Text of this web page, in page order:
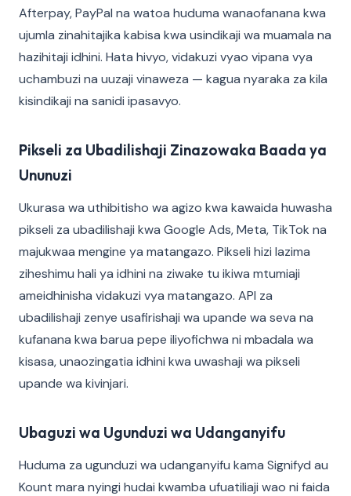
Afterpay, PayPal na watoa huduma wanaofanana kwa
ujumla zinahitajika kabisa kwa usindikaji wa muamala na
hazihitaji idhini. Hata hivyo, vidakuzi vyao vipana vya
uchambuzi na uuzaji vinaweza — kagua nyaraka za kila
kisindikaji na sanidi ipasavyo.
Pikseli za Ubadilishaji Zinazowaka Baada ya
Ununuzi
Ukurasa wa uthibitisho wa agizo kwa kawaida huwasha
pikseli za ubadilishaji kwa Google Ads, Meta, TikTok na
majukwaa mengine ya matangazo. Pikseli hizi lazima
ziheshimu hali ya idhini na ziwake tu ikiwa mtumiaji
ameidhinisha vidakuzi vya matangazo. API za
ubadilishaji zenye usafirishaji wa upande wa seva na
kufanana kwa barua pepe iliyofichwa ni mbadala wa
kisasa, unaozingatia idhini kwa uwashaji wa pikseli
upande wa kivinjari.
Ubaguzi wa Ugunduzi wa Udanganyifu
Huduma za ugunduzi wa udanganyifu kama Signifyd au
Kount mara nyingi hudai kwamba ufuatiliaji wao ni faida